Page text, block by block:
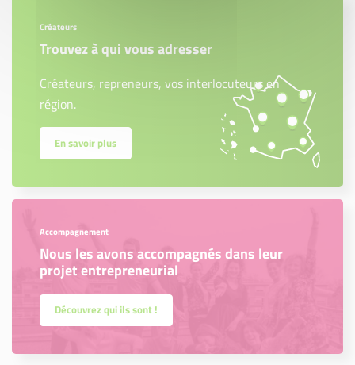
Créateurs
Trouvez à qui vous adresser
Créateurs, repreneurs, vos interlocuteurs en
région.
En savoir plus
Accompagnement
Nous les avons accompagnés dans leur
projet entrepreneurial
Découvrez qui ils sont !